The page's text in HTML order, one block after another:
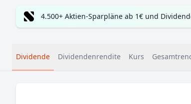
4.500+ Aktien-Sparpläne ab 1€ und
Dividende Dividendenrendite Kurs